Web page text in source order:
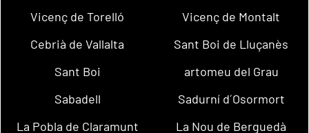
Vicenç de Torelló
Vicenç de Montalt
Cebrià de Vallalta
Sant Boi de Lluçanès
Sant Boi
artomeu del Grau
Sabadell
Sadurní d´Osormort
La Pobla de Claramunt
La Nou de Berguedà